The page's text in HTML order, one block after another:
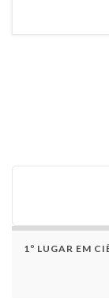
1º LUGAR EM